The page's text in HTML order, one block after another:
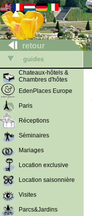
retour
guides
Chateaux-hôtels &
Chambres d'hôtes
EdenPlaces Europe
Paris
Réceptions
Séminaires
Mariages
Location exclusive
Location saisonnière
Visites
Parcs&Jardins